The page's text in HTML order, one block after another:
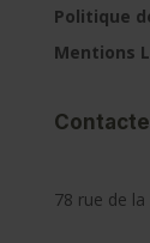
Politique
Mentions
78 rue de